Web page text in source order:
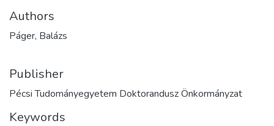
Authors
Páger, Balázs
Publisher
Pécsi Tudományegyetem Doktorandusz Önkormányzat
Keywords